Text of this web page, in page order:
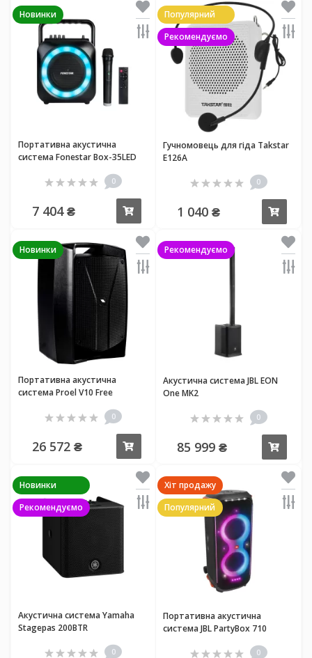
Новинки
Портативна акустична
система Fonestar Box-35LED
0
7 404 ₴
Популярний
Рекомендуємо
Гучномовець для гіда Takstar
E126A
0
1 040 ₴
Новинки
Портативна акустична
система Proel V10 Free
0
26 572 ₴
Рекомендуємо
Акустична система JBL EON
One MK2
0
85 999 ₴
Новинки
Рекомендуємо
Акустична система Yamaha
Stagepas 200BTR
0
Хіт продажу
Популярний
Портативна акустична
система JBL PartyBox 710
0